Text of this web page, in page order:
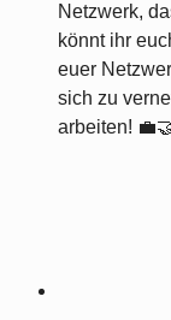
Netzwerk,
könnt ihr
euer
sich zu
arbeiten!